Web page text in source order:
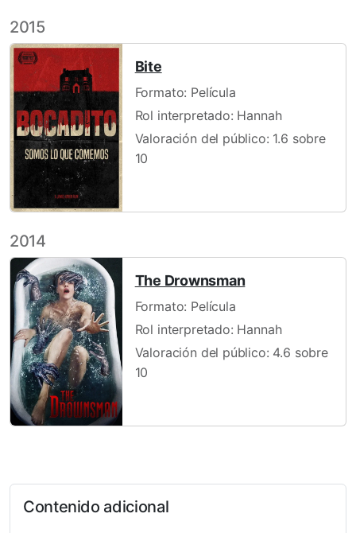
2015
Bite
Formato: Película
Rol interpretado: Hannah
Valoración del público: 1.6 sobre
10
2014
The Drownsman
Formato: Película
Rol interpretado: Hannah
Valoración del público: 4.6 sobre
10
Contenido adicional